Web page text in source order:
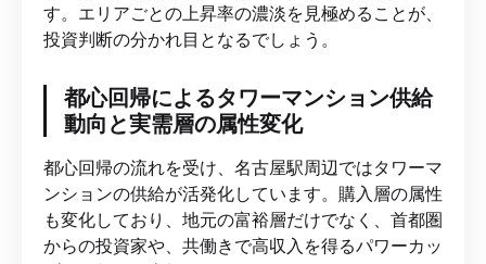
す。エリアごとの上昇率の濃淡を見極めることが、
投資判断の分かれ目となるでしょう。
都心回帰によるタワーマンション供給
動向と実需層の属性変化
都心回帰の流れを受け、名古屋駅周辺ではタワーマ
ンションの供給が活発化しています。購入層の属性
も変化しており、地元の富裕層だけでなく、首都圏
からの投資家や、共働きで高収入を得るパワーカッ